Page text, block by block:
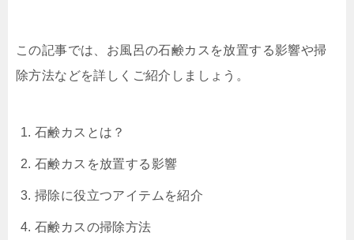
この記事では、お風呂の石鹸カスを放置する影響や掃
除方法などを詳しくご紹介しましょう。
石鹸カスとは？
石鹸カスを放置する影響
掃除に役立つアイテムを紹介
石鹸カスの掃除方法